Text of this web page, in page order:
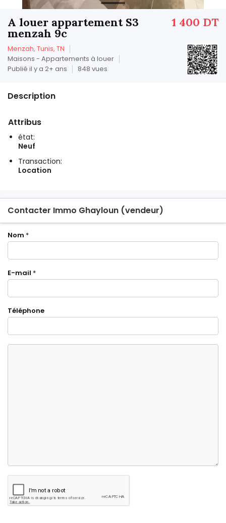
1 400 DT
A louer appartement S3
menzah 9c
Menzah, Tunis, TN
Maisons - Appartements à louer
Publié il y a 2+ ans
848 vues
Description
Attribus
état:
Neuf
Transaction:
Location
Contacter Immo Ghayloun (vendeur)
Nom *
E-mail *
Téléphone